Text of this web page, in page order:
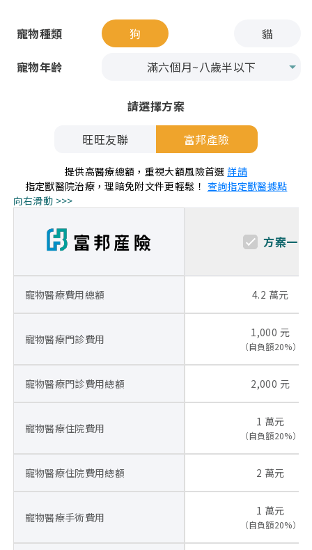
寵物種類 狗
貓
寵物年齡
請選擇方案
旺旺友聯
富邦產險
提供高醫療總額，重視大額風險首選 詳請
指定獸醫院治療，理賠免附文件更輕鬆！ 查詢指定獸醫據點
向右滑動 >>>
方案一
寵物醫療費用總額 4.2 萬元
寵物醫療門診費用 1,000 元
（自負額20%）
寵物醫療門診費用總額 2,000 元
寵物醫療住院費用 1 萬元
（自負額20%）
寵物醫療住院費用總額 2 萬元
寵物醫療手術費用 1 萬元
（自負額20%）